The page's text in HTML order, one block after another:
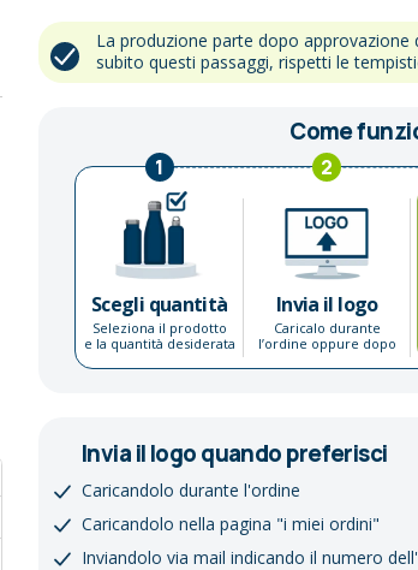
La produzione parte dopo
subito questi passaggi, rispetti le
Come
1
Scegli quantità
Seleziona il prodotto
e la quantità desiderata
2
Invia il logo
Caricalo durante
l’ordine oppure dopo
Invia il logo quando preferisci
Caricandolo durante l'ordine
Caricandolo nella pagina "i miei ordini"
Inviandolo via mail indicando il numero